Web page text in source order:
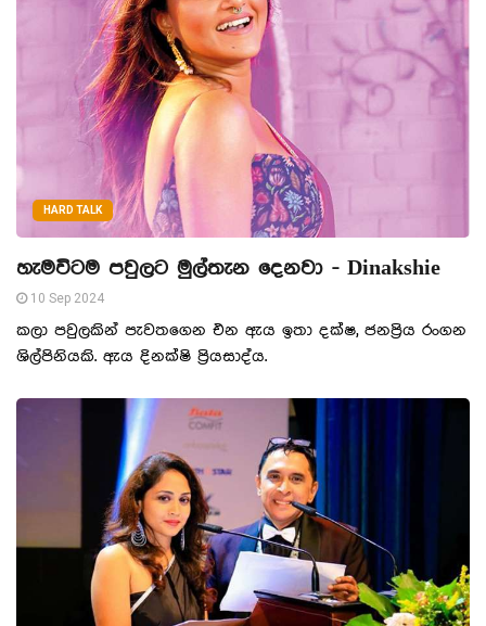
HARD TALK
හැමවිටම පවුලට මුල්තැන දෙනවා - Dinakshie
10 Sep 2024
කලා පවුලකින් පැවතගෙන එන ඇය ඉතා දක්ෂ, ජනප්‍රිය රංගන
ශිල්පිනියකි. ඇය දිනක්ෂි ප්‍රියසාද්ය.